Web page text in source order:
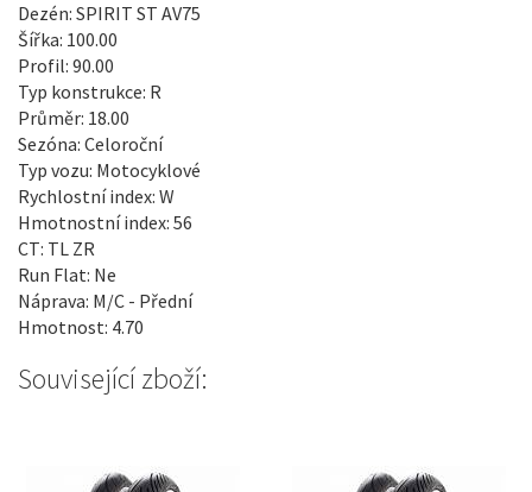
Dezén: SPIRIT ST AV75
Šířka: 100.00
Profil: 90.00
Typ konstrukce: R
Průměr: 18.00
Sezóna: Celoroční
Typ vozu: Motocyklové
Rychlostní index: W
Hmotnostní index: 56
CT: TL ZR
Run Flat: Ne
Náprava: M/C - Přední
Hmotnost: 4.70
Související zboží: